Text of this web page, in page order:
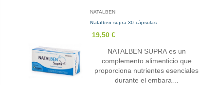
NATALBEN
Natalben supra 30 cápsulas
19,50 €
NATALBEN SUPRA es un
complemento alimenticio que
proporciona nutrientes esenciales
durante el embara…